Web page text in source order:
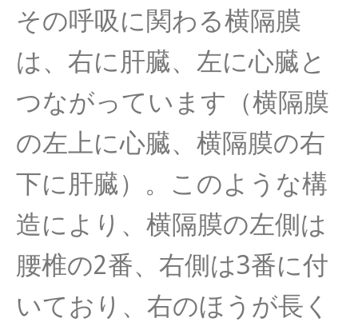
その呼吸に関わる横隔膜
は、右に肝臓、左に心臓と
つながっています（横隔膜
の左上に心臓、横隔膜の右
下に肝臓）。このような構
造により、横隔膜の左側は
腰椎の2番、右側は3番に付
いており、右のほうが長く